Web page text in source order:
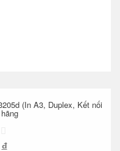
(In A3, Duplex, Kết nối
đ